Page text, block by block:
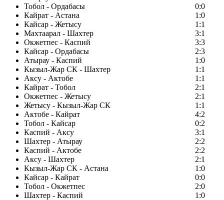
Тобол - Ордабасы
0:0
Кайрат - Астана
1:0
Кайсар - Жетысу
1:1
Махтаарал - Шахтер
3:1
Окжетпес - Каспий
3:3
Кайсар - Ордабасы
2:3
Атырау - Каспий
1:0
Кызыл-Жар СК - Шахтер
1:1
Аксу - Актобе
1:1
Кайрат - Тобол
2:1
Окжетпес - Жетысу
2:1
Жетысу - Кызыл-Жар СК
1:1
Актобе - Кайрат
4:2
Тобол - Кайсар
0:2
Каспий - Аксу
3:1
Шахтер - Атырау
2:2
Каспий - Актобе
2:2
Аксу - Шахтер
2:1
Кызыл-Жар СК - Астана
1:0
Кайсар - Кайрат
0:0
Тобол - Окжетпес
2:0
Шахтер - Каспий
1:0